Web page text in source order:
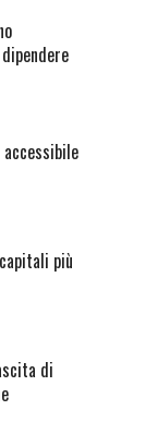
accessibile
più
di